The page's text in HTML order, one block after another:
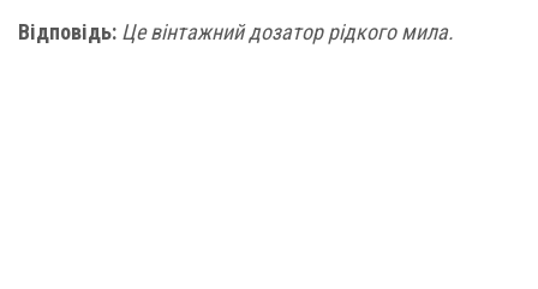
Відповідь: Це вінтажний дозатор рідкого мила.